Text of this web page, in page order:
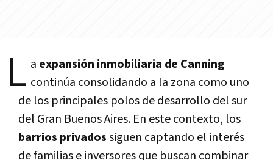
L a expansión inmobiliaria de Canning
continúa consolidando a la zona como uno
de los principales polos de desarrollo del sur
del Gran Buenos Aires. En este contexto, los
barrios privadossiguen captando el interés
de familias e inversores que buscan combinar